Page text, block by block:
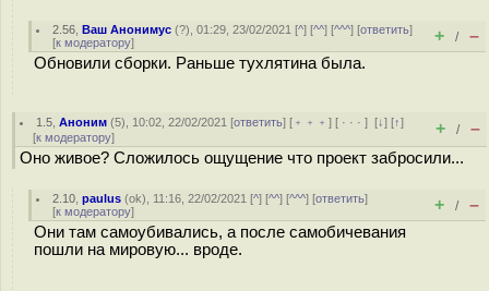
2.56 ,Ваш Анонимус (?), 01:29, 23/02/2021 [^] [^^] [^^^] [ответить]
[к модератору] + / –
Обновили сборки. Раньше тухлятина была.
1.5 ,Аноним (5), 10:02, 22/02/2021 [ответить] [ ﹢﹢﹢] [ · · ·][↓] [↑]
[к модератору] + / –
Оно живое? Сложилось ощущение что проект забросили...
2.10 ,paulus (ok), 11:16, 22/02/2021 [^] [^^] [^^^] [ответить]
[к модератору] + / –
Они там самоубивались, а после самобичевания
пошли на мировую... вроде.